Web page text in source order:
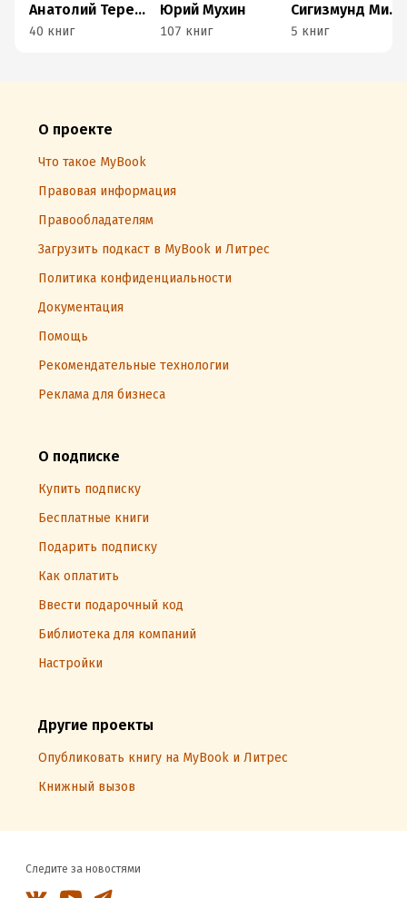
Анатолий Терещенко
40 книг
Юрий Мухин
107 книг
Сигизмунд Миронин
5 книг
О проекте
Что такое MyBook
Правовая информация
Правообладателям
Загрузить подкаст в MyBook и Литрес
Политика конфиденциальности
Документация
Помощь
Рекомендательные технологии
Реклама для бизнеса
О подписке
Купить подписку
Бесплатные книги
Подарить подписку
Как оплатить
Ввести подарочный код
Библиотека для компаний
Настройки
Другие проекты
Опубликовать книгу на MyBook и Литрес
Книжный вызов
Следите за новостями